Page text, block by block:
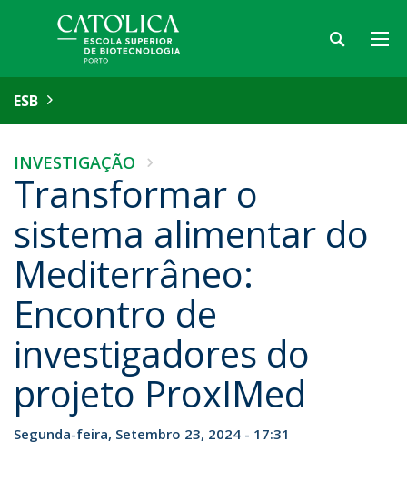
ESB
INVESTIGAÇÃO
Transformar o
sistema alimentar do
Mediterrâneo:
Encontro de
investigadores do
projeto ProxIMed
Segunda-feira, Setembro 23, 2024 - 17:31